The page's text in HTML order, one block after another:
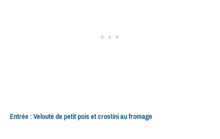
Entrée : Velouté de petit pois et crostini au fromage